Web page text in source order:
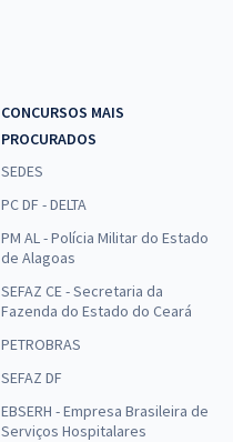
CONCURSOS MAIS
PROCURADOS
SEDES
PC DF - DELTA
PM AL - Polícia Militar do Estado
de Alagoas
SEFAZ CE - Secretaria da
Fazenda do Estado do Ceará
PETROBRAS
SEFAZ DF
EBSERH - Empresa Brasileira de
Serviços Hospitalares